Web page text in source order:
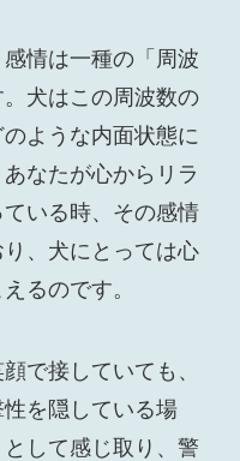
情は一種の「周波
犬はこの周波数の
ような内面状態に
なたが心からリラ
いる時、その感情
、犬にとっては心
るのです。
で接していても、
を隠している場
して感じ取り、警